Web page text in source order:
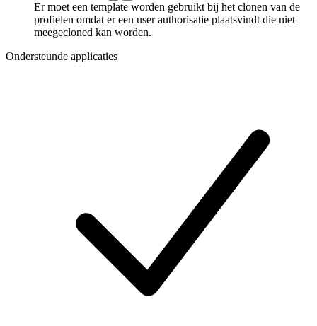
Er moet een template worden gebruikt bij het clonen van de
profielen omdat er een user authorisatie plaatsvindt die niet
meegecloned kan worden.
Ondersteunde applicaties